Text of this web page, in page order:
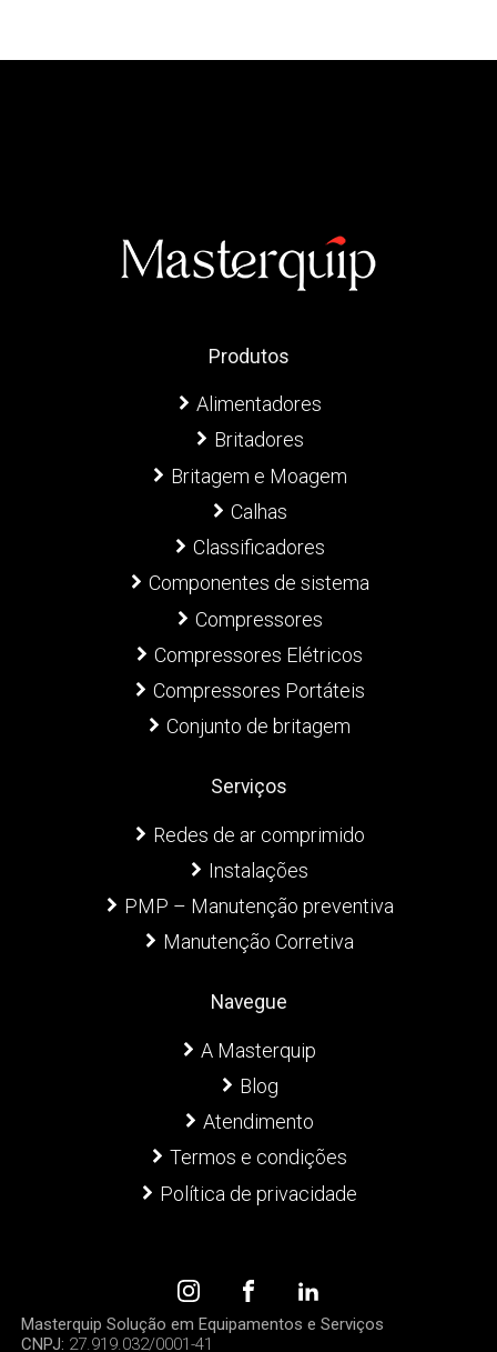
Produtos
Alimentadores
Britadores
Britagem e Moagem
Calhas
Classificadores
Componentes de sistema
Compressores
Compressores Elétricos
Compressores Portáteis
Conjunto de britagem
Serviços
Redes de ar comprimido
Instalações
PMP – Manutenção preventiva
Manutenção Corretiva
Navegue
A Masterquip
Blog
Atendimento
Termos e condições
Política de privacidade
Masterquip Solução em Equipamentos e Serviços
CNPJ: 27.919.032/0001-41